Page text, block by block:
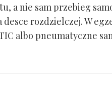
a nie sam przebieg
rozdzielczej. W
albo pneumatyczne